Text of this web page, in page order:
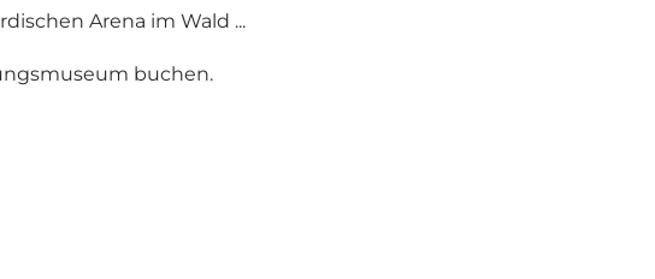
Arena im Wald ...
buchen.